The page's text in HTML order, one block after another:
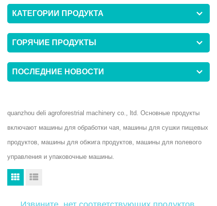
КАТЕГОРИИ ПРОДУКТА
ГОРЯЧИЕ ПРОДУКТЫ
ПОСЛЕДНИЕ НОВОСТИ
quanzhou deli agroforestrial machinery co., ltd. Основные продукты
включают машины для обработки чая, машины для сушки пищевых
продуктов, машины для обжига продуктов, машины для полевого
управления и упаковочные машины.